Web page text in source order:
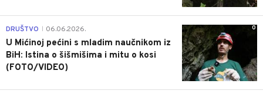
0
DRUŠTVO 06.06.2026.
U Mićinoj pećini s mladim naučnikom iz
BiH: Istina o šišmišima i mitu o kosi
(FOTO/VIDEO)